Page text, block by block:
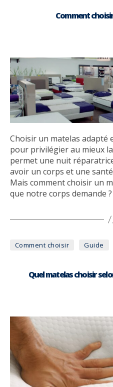
Comment
Choisir un matelas adapté
pour privilégier au mieux
permet une nuit
avoir un corps et une
Mais comment choisir un
que notre corps demande
Comment choisir Guide
Quel matelas choisir